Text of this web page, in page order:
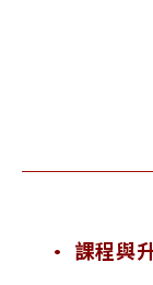
• 課程與